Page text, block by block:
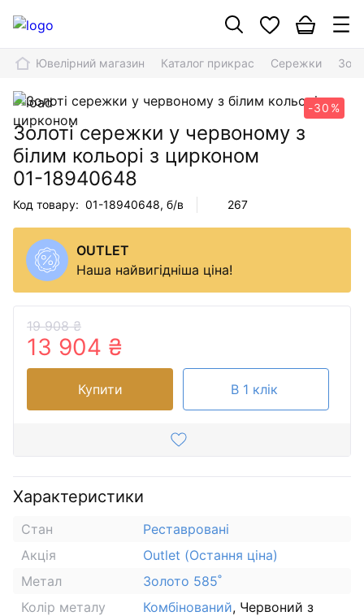
Ювелірний магазин Каталог прикрас Сережки
-30%
Золоті сережки у червоному з
білим кольорі з цирконом
01-18940648
Код товару: 01-18940648, б/в 267
OUTLET
Наша найвигідніша ціна!
19 908 ₴
13 904 ₴
Купити В 1 клік
Характеристики
Стан
Реставровані
Акція
Outlet (Остання ціна)
Метал
Золото 585˚
Колір металу
Комбінований, Червоний з